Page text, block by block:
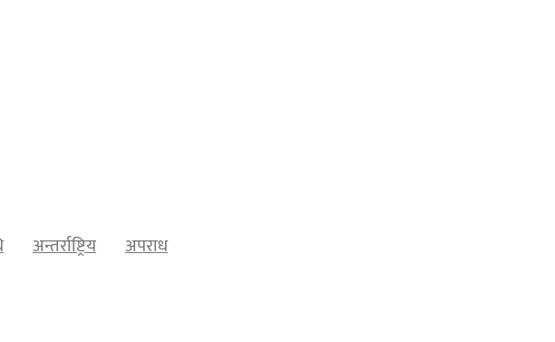
अन्तर्राष्ट्रिय
अपराध